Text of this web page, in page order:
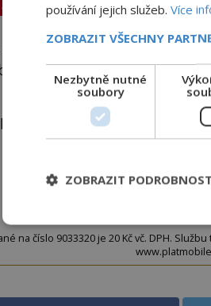
pouze tento
číselný kód, který
tlačítko jej
ve tvaru "CTU CLANEK"
na číslo 9033320 je 20 Kč vč. DPH.
používání jejich služeb. Více
ZOBRAZIT VŠECHNY
Nezbytně nutné
soubory
ZOBRAZIT